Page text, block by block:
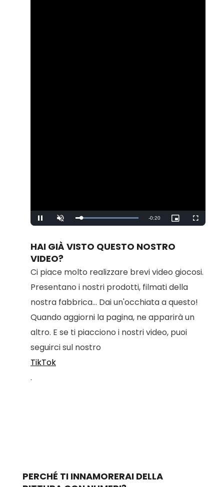
Pause Unmute Loaded:
Remaining
-0:20
Picture-
in-
Fullscreen
HAI GIÀ VISTO QUESTO NOSTRO
VIDEO?
Ci piace molto realizzare brevi video giocosi.
Presentano i nostri prodotti, filmati della
nostra fabbrica... Dai un'occhiata a questo!
Quando aggiorni la pagina, ne apparirà un
altro. E se ti piacciono i nostri video, puoi
seguirci sul nostro
TikTok
.
PERCHÉ TI INNAMORERAI DELLA